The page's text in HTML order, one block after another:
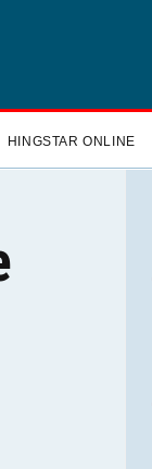
HINGSTAR ONLINE